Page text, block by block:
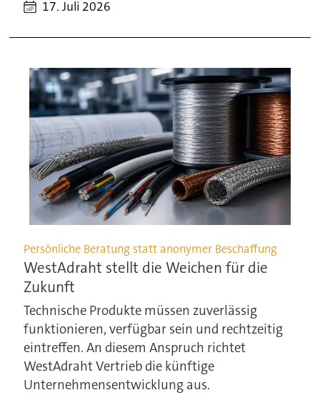
17. Juli 2026
Persönliche Beratung statt anonymer Beschaffung
WestAdraht stellt die Weichen für die
Zukunft
Technische Produkte müssen zuverlässig
funktionieren, verfügbar sein und rechtzeitig
eintreffen. An diesem Anspruch richtet
WestAdraht Vertrieb die künftige
Unternehmensentwicklung aus.